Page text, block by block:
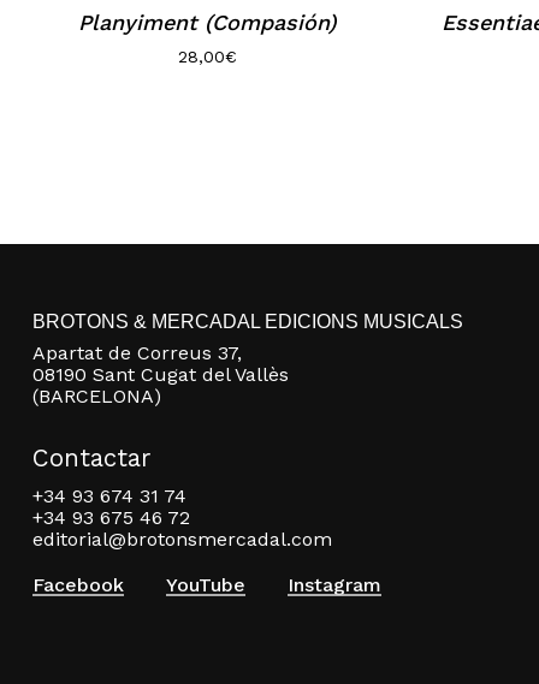
Planyiment (Compasión)
28,00€
BROTONS & MERCADAL EDICIONS MUSICALS
Apartat de Correus 37,
08190 Sant Cugat del Vallès
(BARCELONA)
Contactar
+34 93 674 31 74
+34 93 675 46 72
editorial@brotonsmercadal.com
Facebook
YouTube Instagram